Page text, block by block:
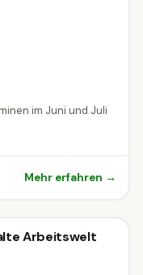
im Juni und Juli
Mehr erfahren →
Arbeitswelt